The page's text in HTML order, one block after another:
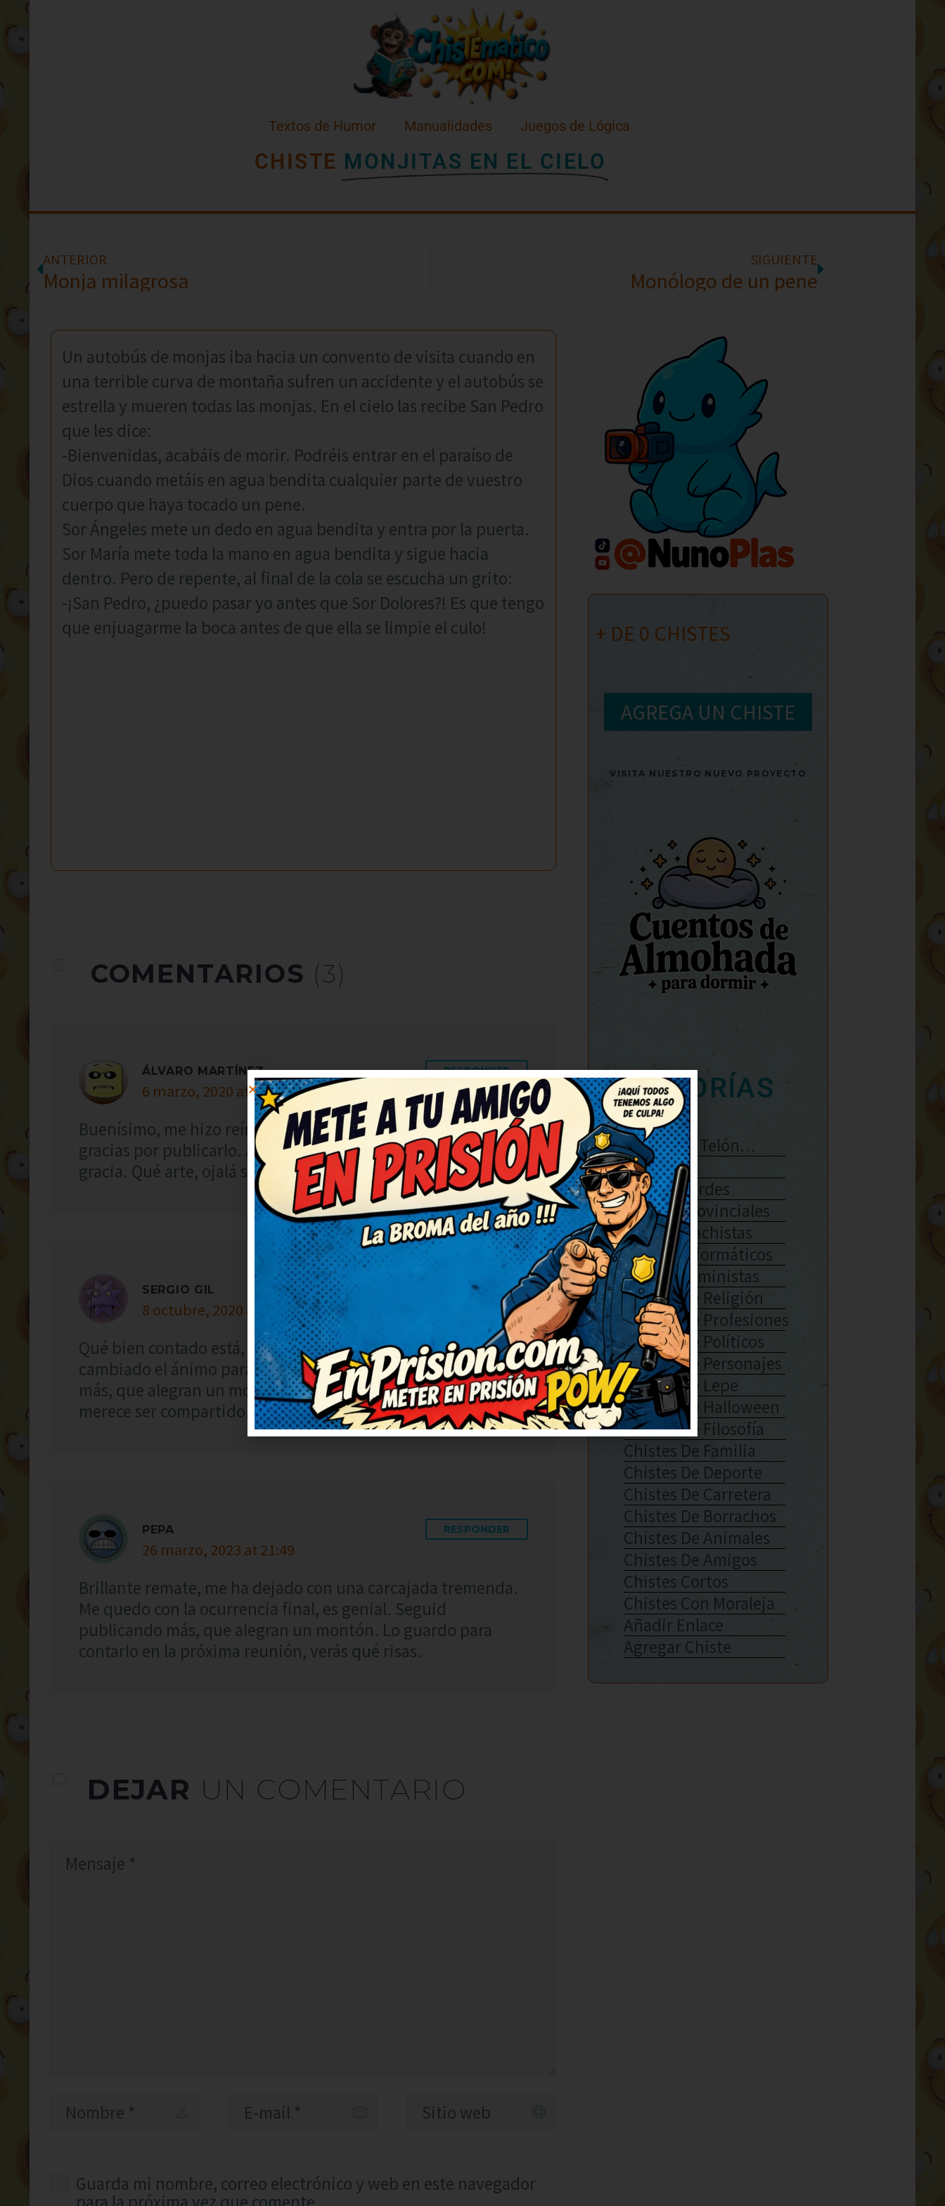
Textos de Humor Manualidades Juegos de Lógica
CHISTE MONJITAS EN EL CIELO
ANTERIOR
Monja milagrosa
SIGUIENTE
Monólogo de un pene
Un autobús de monjas iba hacia un convento de visita cuando en
una terrible curva de montaña sufren un accidente y el autobús se
estrella y mueren todas las monjas. En el cielo las recibe San Pedro
que les dice:
-Bienvenidas, acabáis de morir. Podréis entrar en el paraíso de
Dios cuando metáis en agua bendita cualquier parte de vuestro
cuerpo que haya tocado un pene.
Sor Ángeles mete un dedo en agua bendita y entra por la puerta.
Sor María mete toda la mano en agua bendita y sigue hacia
dentro. Pero de repente, al final de la cola se escucha un grito:
-¡San Pedro, ¿puedo pasar yo antes que Sor Dolores?! Es que tengo
que enjuagarme la boca antes de que ella se limpie el culo!
COMENTARIOS (3)
ÁLVARO MARTÍNEZ
6 marzo, 2020 at 20:53
RESPONDER
Buenísimo, me hizo reír a carcajadas. Necesitaba una risa así,
gracias por publicarlo. Así da gusto, humor sano y con mucha
gracia. Qué arte, ojalá subáis más chistes así.
SERGIO GIL
8 octubre, 2020 at 12:10
RESPONDER
Qué bien contado está, me ha animado el día. Me ha
cambiado el ánimo para bien, gracias. Seguid publicando
más, que alegran un montón. Ahora mismo lo reenvío porque
merece ser compartido.
PEPA
26 marzo, 2023 at 21:49
RESPONDER
Brillante remate, me ha dejado con una carcajada tremenda.
Me quedo con la ocurrencia final, es genial. Seguid
publicando más, que alegran un montón. Lo guardo para
contarlo en la próxima reunión, verás qué risas.
DEJAR UN COMENTARIO
Guarda mi nombre, correo electrónico y web en este navegador
+ DE 0 CHISTES
AGREGA UN CHISTE
VISITA NUESTRO NUEVO PROYECTO
CATEGORÍAS
Se Abre El Telón…
Enlaces
Chistes Verdes
Chistes Provinciales
Chistes Machistas
Chistes Informáticos
Chistes Feministas
Chistes De Religión
Chistes De Profesiones
Chistes De Políticos
Chistes De Personajes
Chistes De Lepe
Chistes De Halloween
Chistes De Filosofía
Chistes De Familia
Chistes De Deporte
Chistes De Carretera
Chistes De Borrachos
Chistes De Animales
Chistes De Amigos
Chistes Cortos
Chistes Con Moraleja
Añadir Enlace
Agregar Chiste